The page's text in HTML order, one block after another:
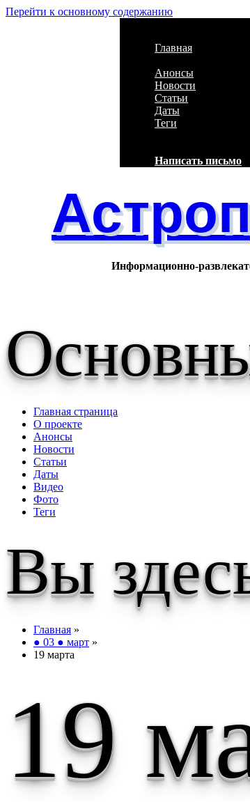
Перейти к основному содержанию
Главная
Анонсы
Новости
Статьи
Даты
Теги
Написать письмо
Информационно-
Главная страница
О проекте
Анонсы
Новости
Статьи
Даты
Видео
Фото
Теги
Вы
Главная »
● 03 ● март »
19 марта
19